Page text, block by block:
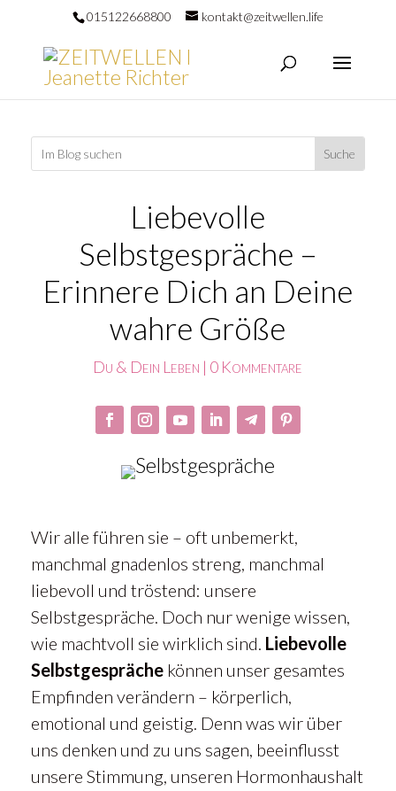
015122668800 kontakt@zeitwellen.life
Liebevolle
Selbstgespräche –
Erinnere Dich an Deine
wahre Größe
Du & Dein Leben | 0 Kommentare
Wir alle führen sie – oft unbemerkt,
manchmal gnadenlos streng, manchmal
liebevoll und tröstend: unsere
Selbstgespräche. Doch nur wenige wissen,
wie machtvoll sie wirklich sind. Liebevolle
Selbstgesprächekönnen unser gesamtes
Empfinden verändern – körperlich,
emotional und geistig. Denn was wir über
uns denken und zu uns sagen, beeinflusst
unsere Stimmung, unseren Hormonhaushalt